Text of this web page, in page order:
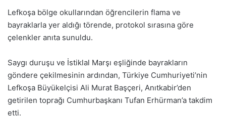
Lefkoşa bölge okullarından öğrencilerin flama ve
bayraklarla yer aldığı törende, protokol sırasına göre
çelenkler anıta sunuldu.
Saygı duruşu ve İstiklal Marşı eşliğinde bayrakların
göndere çekilmesinin ardından, Türkiye Cumhuriyeti’nin
Lefkoşa Büyükelçisi Ali Murat Başçeri, Anıtkabir’den
getirilen toprağı Cumhurbaşkanı Tufan Erhürman’a takdim
etti.